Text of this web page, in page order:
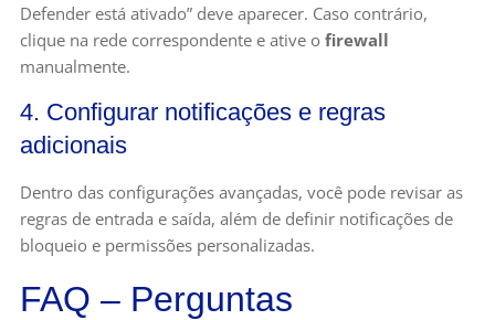
Defender está ativado” deve aparecer. Caso contrário,
clique na rede correspondente e ative o firewall
manualmente.
4. Configurar notificações e regras
adicionais
Dentro das configurações avançadas, você pode revisar as
regras de entrada e saída, além de definir notificações de
bloqueio e permissões personalizadas.
FAQ – Perguntas